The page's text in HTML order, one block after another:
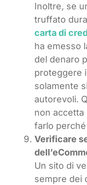
Inoltre, se
truffato
carta di
ha emesso
del denaro
proteggere
solamente
autorevoli.
non
farlo
Verificare
Un sito di
sempre dei